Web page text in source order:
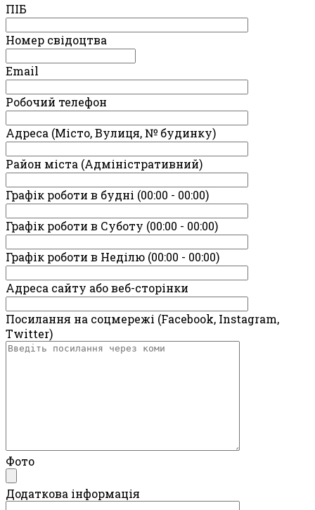
ПIБ
Номер свідоцтва
Email
Робочий телефон
Адреса (Місто, Вулиця, № будинку)
Район міста (Адміністративний)
Графік роботи в будні (00:00 - 00:00)
Графік роботи в Суботу (00:00 - 00:00)
Графік роботи в Неділю (00:00 - 00:00)
Адреса сайту або веб-сторінки
Посилання на соцмережі (Facebook, Instagram,
Twitter)
Фото
Додаткова інформація